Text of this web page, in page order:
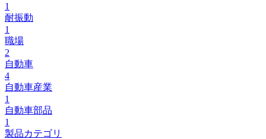
1
耐振動
1
職場
2
自動車
4
自動車産業
1
自動車部品
1
製品カテゴリ